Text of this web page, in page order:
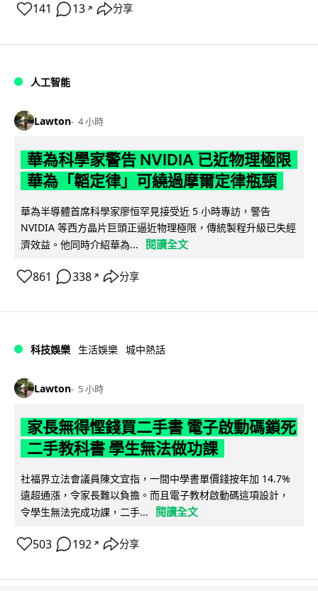
141 13 ↗ 分享
人工智能
Lawton 4 小時
華為科學家警告 NVIDIA 已近物理極限
華為「韜定律」可繞過摩爾定律瓶頸
華為半導體首席科學家廖恒罕見接受近 5 小時專訪，警告
NVIDIA 等西方晶片巨頭正逼近物理極限，傳統製程升級已失經
濟效益。他同時介紹華為...
閱讀全文
861 338 ↗ 分享
科技娛樂 生活娛樂 城中熱話
Lawton 5 小時
家長無得慳錢買二手書 電子啟動碼鎖死
二手教科書 學生無法做功課
社福界立法會議員陳文宜指，一間中學書單價錢按年加 14.7%
遠超通漲，令家長難以負擔。而且電子教材啟動碼這項設計，
令學生無法完成功課，二手...
閱讀全文
503 192 ↗ 分享